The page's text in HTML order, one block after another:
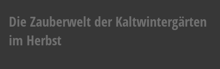
Die Zauberwelt der Kaltwintergärten
im Herbst